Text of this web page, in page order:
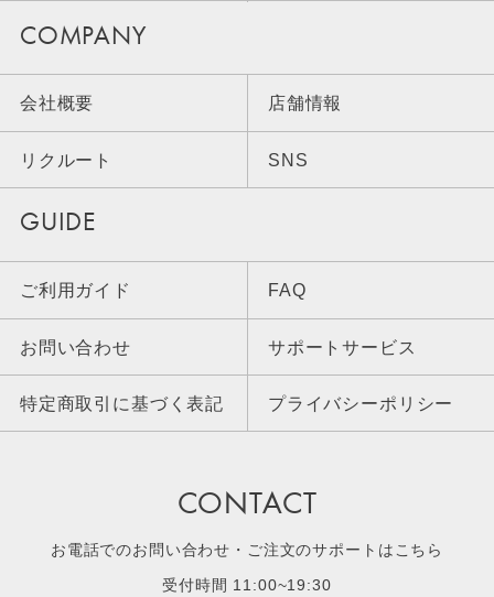
COMPANY
会社概要 店舗情報
リクルート SNS
GUIDE
ご利用ガイド FAQ
お問い合わせ サポートサービス
特定商取引に基づく表記 プライバシーポリシー
CONTACT
お電話でのお問い合わせ・ご注文のサポートはこちら
受付時間 11:00~19:30